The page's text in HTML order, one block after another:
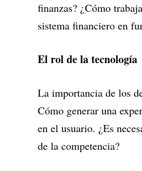
finanzas? ¿Cómo
sistema financiero en
El rol de la tecnología
La importancia de los
Cómo generar una
en el usuario. ¿Es
de la competencia?